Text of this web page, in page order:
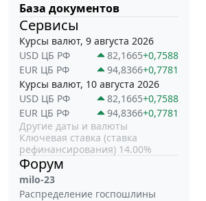
База документов
Сервисы
Курсы валют, 9 августа 2026
USD ЦБ РФ
82,1665+0,7588
EUR ЦБ РФ
94,8366+0,7781
Курсы валют, 10 августа 2026
USD ЦБ РФ
82,1665+0,7588
EUR ЦБ РФ
94,8366+0,7781
Другие даты и валюты
Ключевая ставка (ставка
рефинансирования) 14.00%
Форум
milo-23
Распределение госпошлины